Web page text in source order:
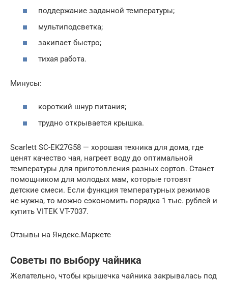
поддержание заданной температуры;
мультиподсветка;
закипает быстро;
тихая работа.
Минусы:
короткий шнур питания;
трудно открывается крышка.
Scarlett SC-EK27G58 — хорошая техника для дома, где
ценят качество чая, нагреет воду до оптимальной
температуры для приготовления разных сортов. Станет
помощником для молодых мам, которые готовят
детские смеси. Если функция температурных режимов
не нужна, то можно сэкономить порядка 1 тыс. рублей и
купить VITEK VT-7037.
Отзывы на Яндекс.Маркете
Советы по выбору чайника
Желательно, чтобы крышечка чайника закрывалась под